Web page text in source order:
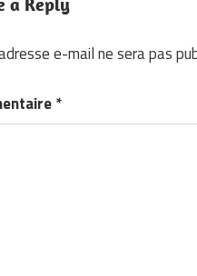
e-mail ne sera pas
*